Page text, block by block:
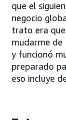
que el
negocio
trato era
mudarme de
y funcionó
preparado
eso incluye